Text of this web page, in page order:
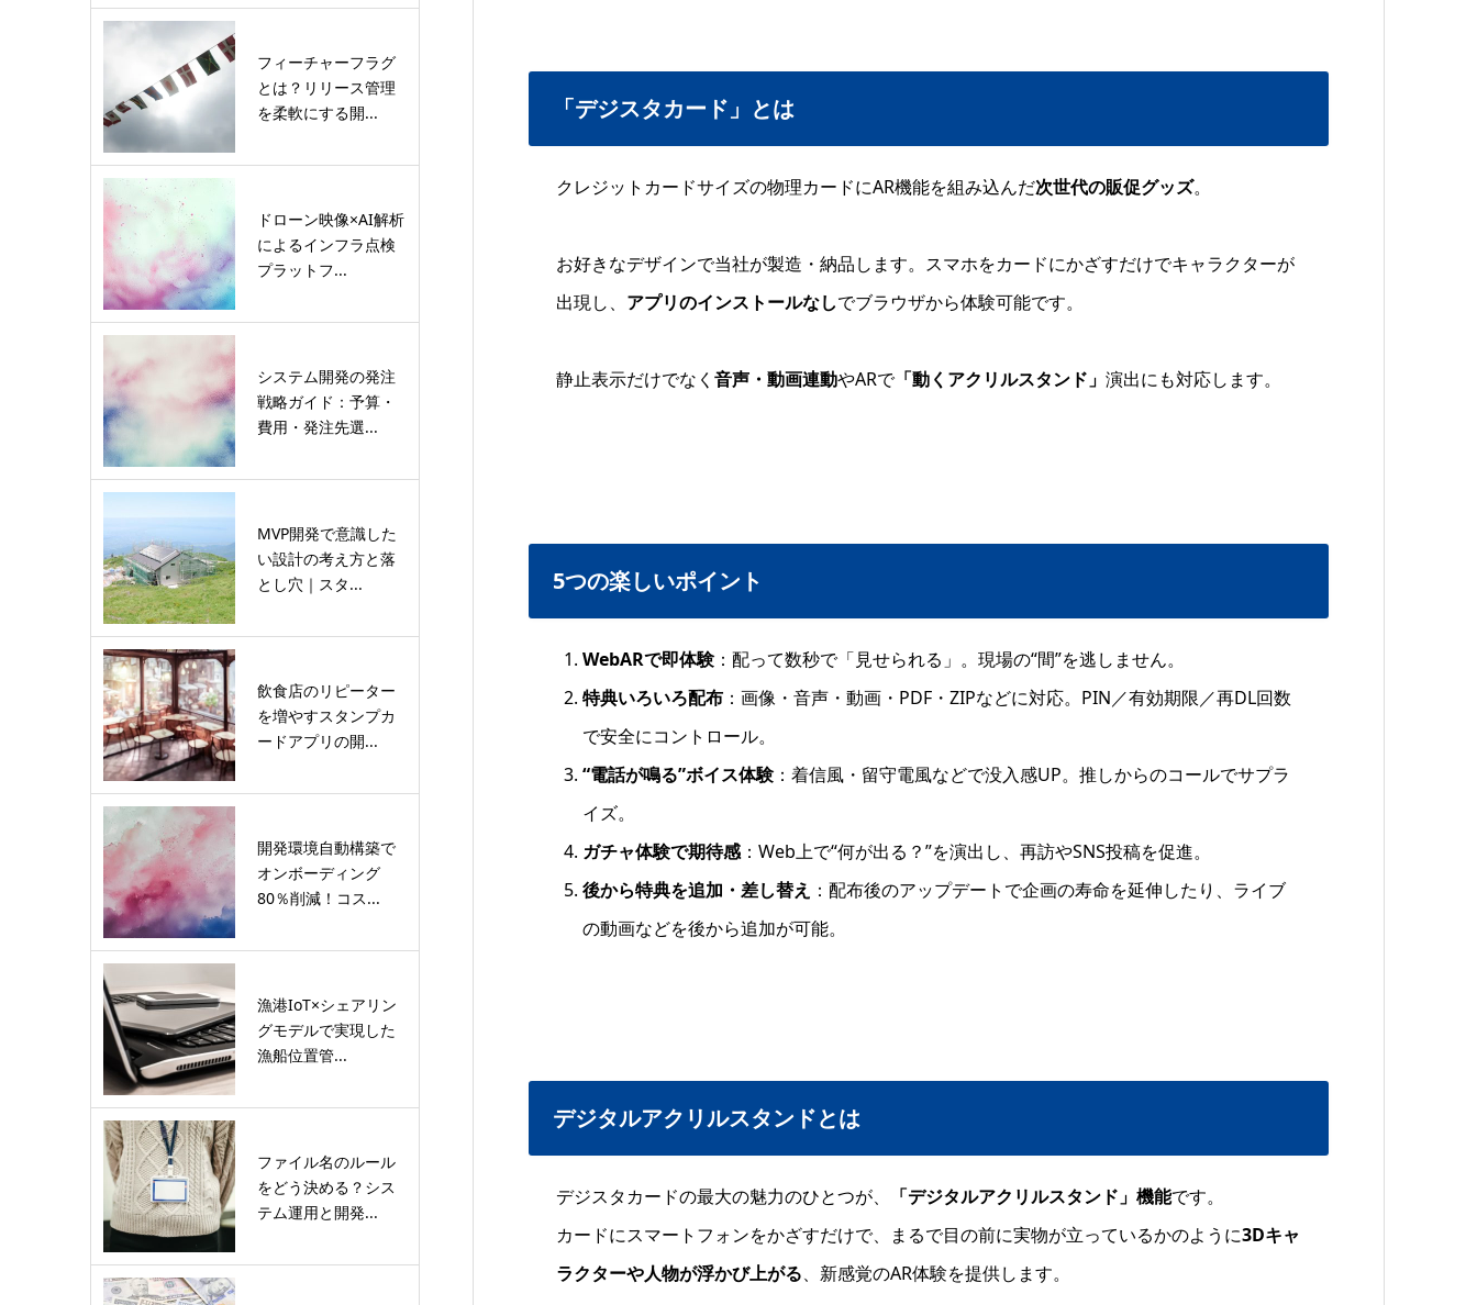
「デジスタカード」とは
クレジットカードサイズの物理カードにAR機能を組み込んだ次世代の販促グッズ。
お好きなデザインで当社が製造・納品します。スマホをカードにかざすだけでキャラクターが
出現し、 アプリのインストールなしでブラウザから体験可能です。
静止表示だけでなく 音声・動画連動やARで「動くアクリルスタンド」 演出にも対応します。
5つの楽しいポイント
WebARで即体験：配って数秒で「見せられる」。現場の“間”を逃しません。
特典いろいろ配布 ：画像・音声・動画・PDF・ZIPなどに対応。PIN／有効期限／再DL回数
で安全にコントロール。
“電話が鳴る”ボイス体験：着信風・留守電風などで没入感UP。推しからのコールでサプラ
イズ。
ガチャ体験で期待感：Web上で“何が出る？”を演出し、再訪やSNS投稿を促進。
後から特典を追加・差し替え ：配布後のアップデートで企画の寿命を延伸したり、ライブ
の動画などを後から追加が可能。
デジタルアクリルスタンドとは
デジスタカードの最大の魅力のひとつが、 「デジタルアクリルスタンド」機能です。
カードにスマートフォンをかざすだけで、まるで目の前に実物が立っているかのように3Dキャ
ラクターや人物が浮かび上がる、新感覚のAR体験を提供します。
フィーチャーフラグ
とは？リリース管理
を柔軟にする開...
ドローン映像×AI解析
によるインフラ点検
プラットフ...
システム開発の発注
戦略ガイド：予算・
費用・発注先選...
MVP開発で意識した
い設計の考え方と落
とし穴｜スタ...
飲食店のリピーター
を増やすスタンプカ
ードアプリの開...
開発環境自動構築で
オンボーディング
80％削減！コス...
漁港IoT×シェアリン
グモデルで実現した
漁船位置管...
ファイル名のルール
をどう決める？シス
テム運用と開発...